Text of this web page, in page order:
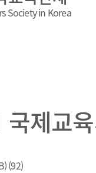
Society in Korea
제교
(92)